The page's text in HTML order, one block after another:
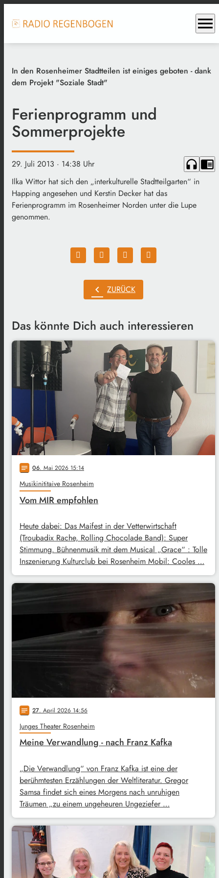
menu
In den Rosenheimer Stadtteilen ist einiges geboten - dank
dem Projekt "Soziale Stadt"
Ferienprogramm und
Sommerprojekte
29. Juli 2013 · 14:38 Uhr headphones chrome_reader_mode
Ilka Wittor hat sich den „interkulturelle Stadtteilgarten“ in
Happing angesehen und Kerstin Decker hat das
Ferienprogramm im Rosenheimer Norden unter die Lupe
genommen.
chevron_left ZURÜCK
Das könnte Dich auch interessieren
notes 06. Mai 2026 15:14
Musikinititaive Rosenheim
Vom MIR empfohlen
Heute dabei: Das Maifest in der Vetterwirtschaft
(Troubadix Rache, Rolling Chocolade Band): Super
Stimmung. Bühnenmusik mit dem Musical „Grace“ : Tolle
Inszenierung Kulturclub bei Rosenheim Mobil: Cooles …
notes 27. April 2026 14:56
Junges Theater Rosenheim
Meine Verwandlung - nach Franz Kafka
„Die Verwandlung“ von Franz Kafka ist eine der
berühmtesten Erzählungen der Weltliteratur. Gregor
Samsa findet sich eines Morgens nach unruhigen
Träumen „zu einem ungeheuren Ungeziefer …